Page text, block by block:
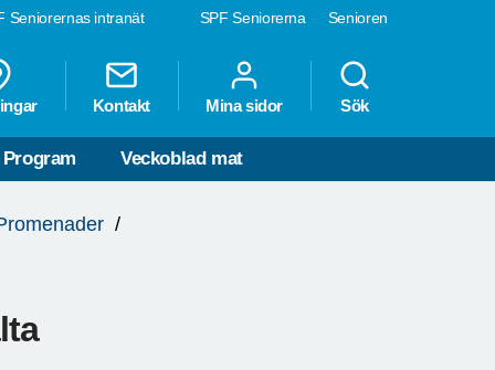
SPF Seniorerna Senioren
Seniorernas intranät
Kontakt Mina sidor Sök
Program Veckoblad mat